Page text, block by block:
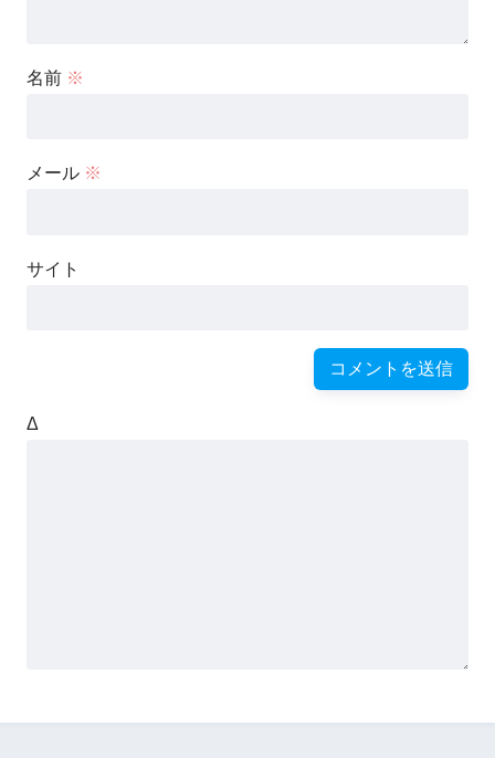
名前 ※
メール ※
サイト
Δ